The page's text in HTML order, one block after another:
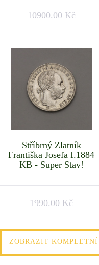
10900.00 Kč
Stříbrný Zlatník
Františka Josefa I.1884
KB - Super Stav!
1990.00 Kč
ZOBRAZIT